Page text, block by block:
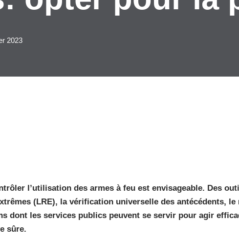
2023
l’utilisation des armes à feu est envisageable. Des
(LRE), la vérification universelle des antécédents, le
dont les services publics peuvent se servir pour agir
sûre.